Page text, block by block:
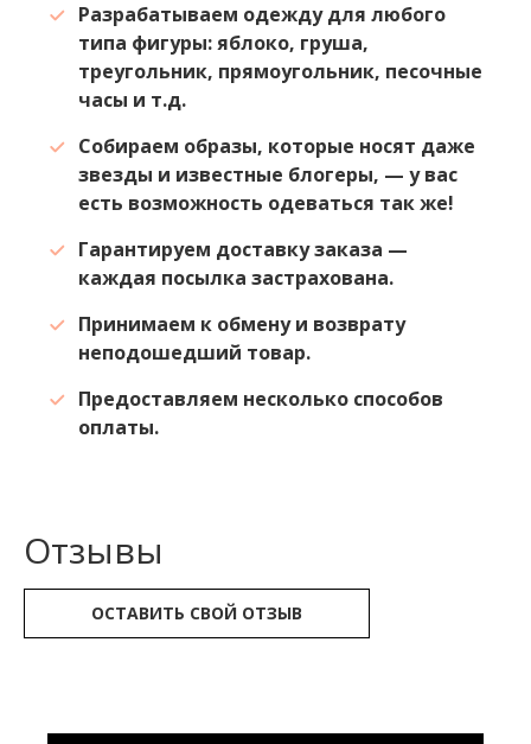
Разрабатываем одежду для любого
типа фигуры: яблоко, груша,
треугольник, прямоугольник, песочные
часы и т.д.
Собираем образы, которые носят даже
звезды и известные блогеры, — у вас
есть возможность одеваться так же!
Гарантируем доставку заказа —
каждая посылка застрахована.
Принимаем к обмену и возврату
неподошедший товар.
Предоставляем несколько способов
оплаты.
Отзывы
ОСТАВИТЬ СВОЙ ОТЗЫВ